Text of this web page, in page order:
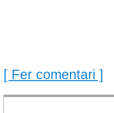
[ Fer comentari ]